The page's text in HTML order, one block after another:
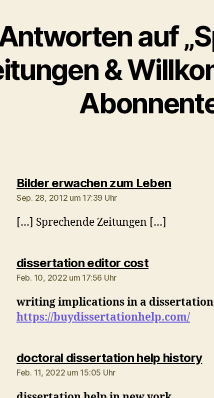
auf
&
Bilder erwachen zum Lebensagt:
Sep. 28, 2012 um 17:39 Uhr
[…] Sprechende Zeitungen […]
dissertation editor costsagt:
Feb. 10, 2022 um 17:56 Uhr
writing implications in a dissertation
https://buydissertationhelp.com/
doctoral dissertation help history
Feb. 11, 2022 um 15:05 Uhr